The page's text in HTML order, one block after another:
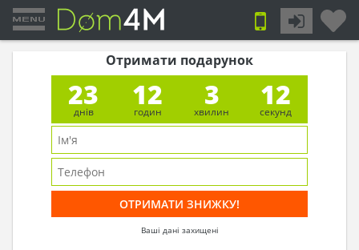
Отримати подарунок
23
днів
12
годин
3
хвилин
11
секунд
Ваші дані захищені